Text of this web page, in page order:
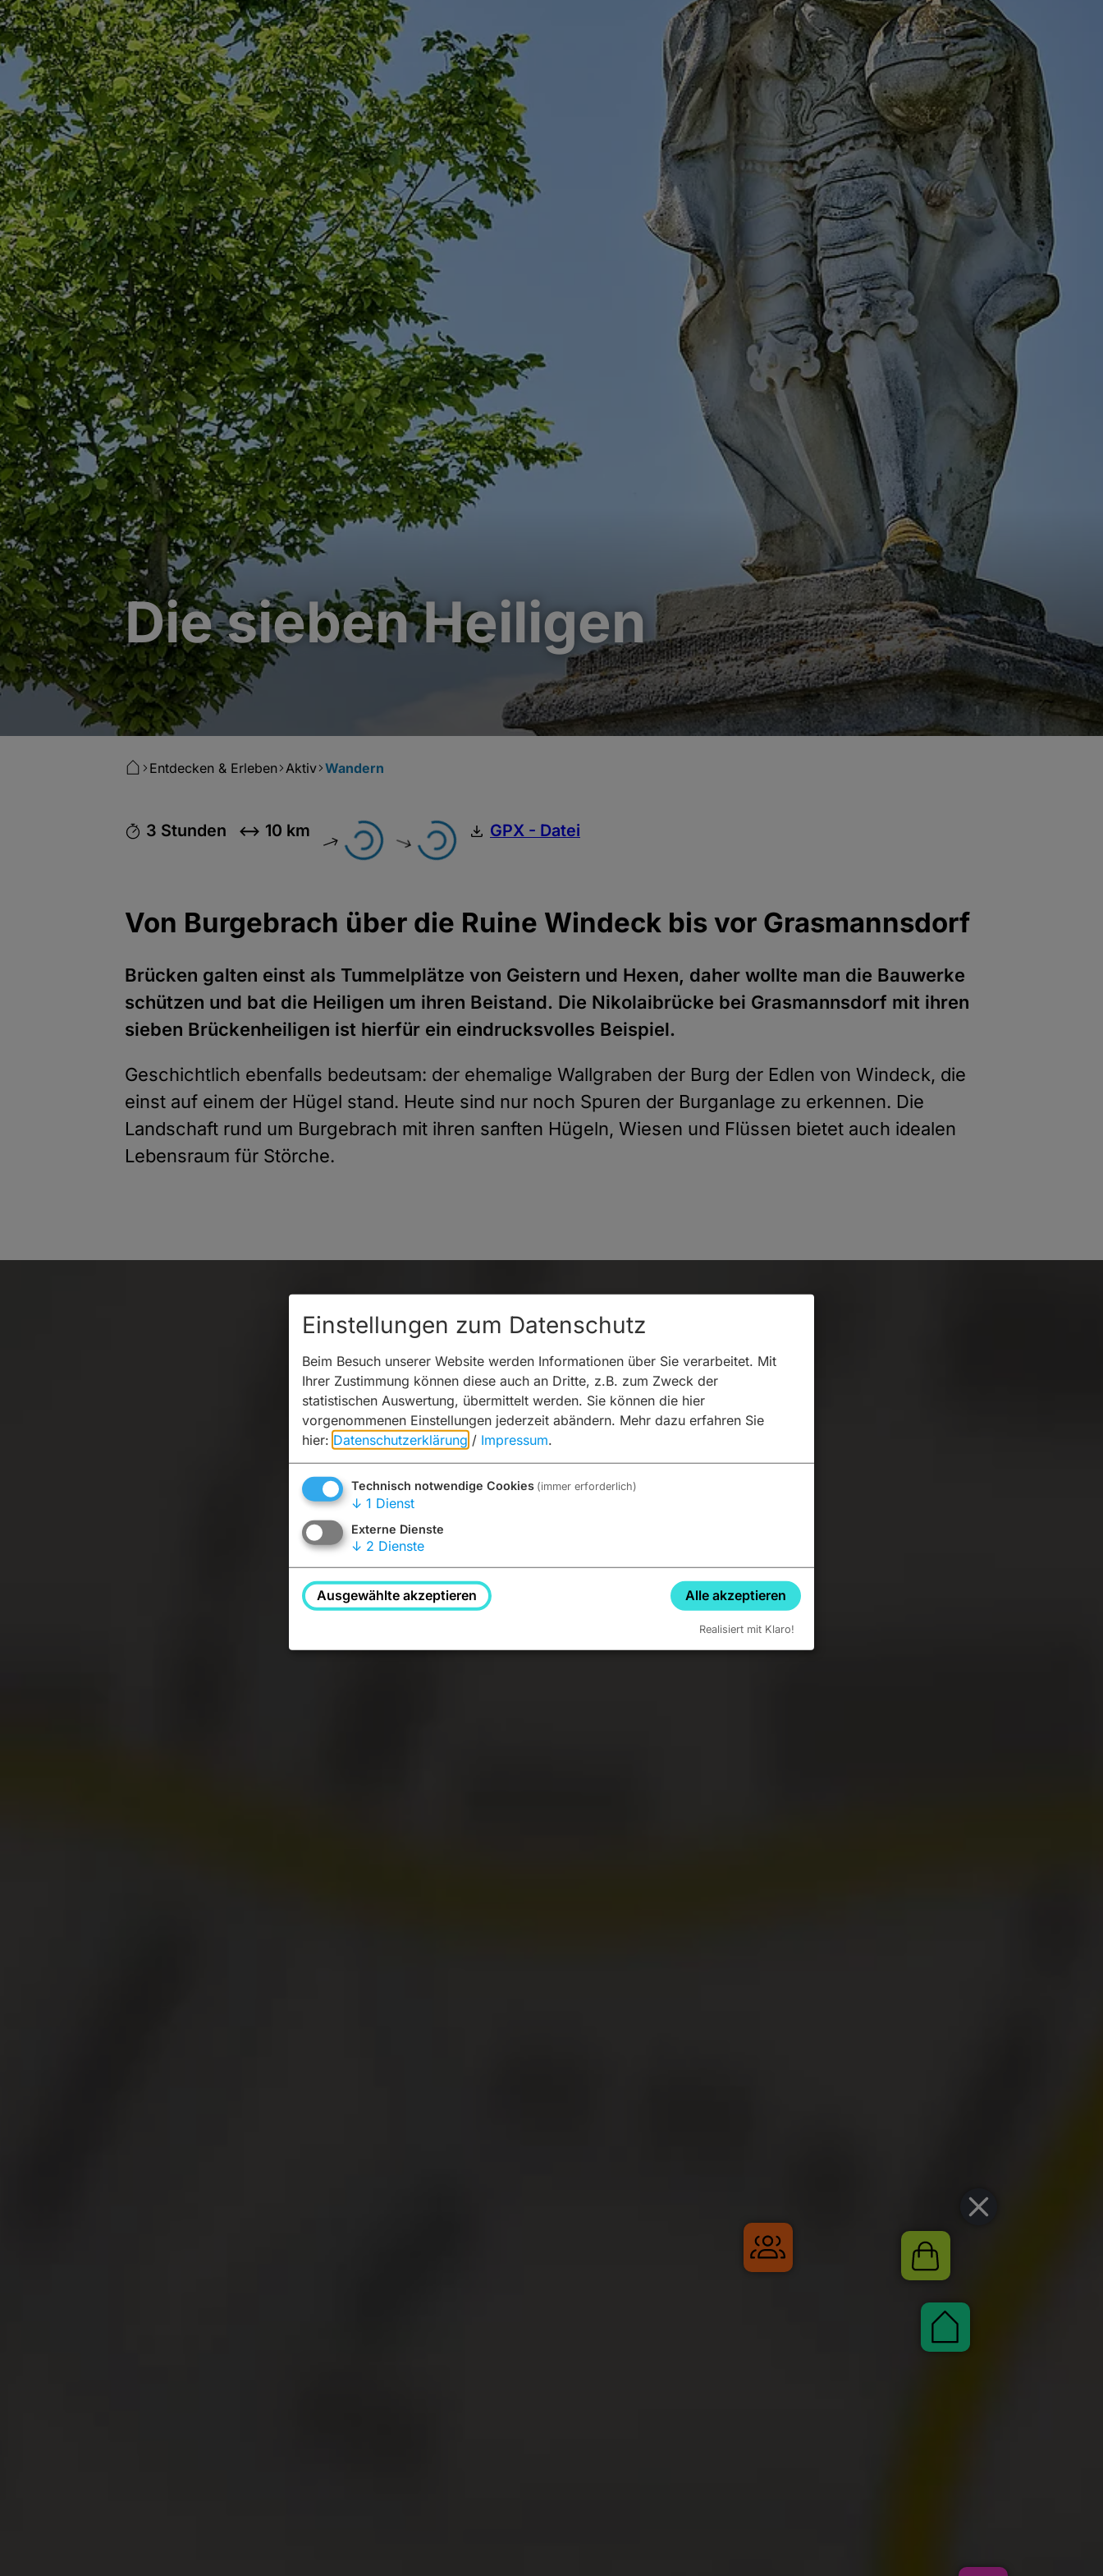
Die sieben Heiligen
Wandern
Aktiv
Entdecken & Erleben
3 Stunden 10 km GPX - Datei
Von Burgebrach über die Ruine Windeck bis vor Grasmannsdorf
Brücken galten einst als Tummelplätze von Geistern und Hexen, daher wollte man die Bauwerke
schützen und bat die Heiligen um ihren Beistand. Die Nikolaibrücke bei Grasmannsdorf mit ihren
sieben Brückenheiligen ist hierfür ein eindrucksvolles Beispiel.
Geschichtlich ebenfalls bedeutsam: der ehemalige Wallgraben der Burg der Edlen von Windeck, die
einst auf einem der Hügel stand. Heute sind nur noch Spuren der Burganlage zu erkennen. Die
Landschaft rund um Burgebrach mit ihren sanften Hügeln, Wiesen und Flüssen bietet auch idealen
Lebensraum für Störche.
Einstellungen zum Datenschutz
Beim Besuch unserer Website werden Informationen über Sie verarbeitet. Mit
Ihrer Zustimmung können diese auch an Dritte, z.B. zum Zweck der
statistischen Auswertung, übermittelt werden. Sie können die hier
vorgenommenen Einstellungen jederzeit abändern. Mehr dazu erfahren Sie
hier: Datenschutzerklärung / Impressum.
Technisch notwendige Cookies (immer erforderlich)
↓ 1 Dienst
Externe Dienste
↓ 2 Dienste
Ausgewählte akzeptieren Alle akzeptieren
Realisiert mit Klaro!